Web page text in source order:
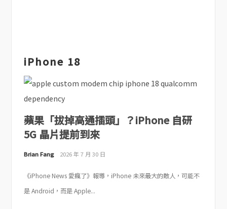
iPhone 18
蘋果「拔掉高通插頭」？iPhone 自研
5G 晶片提前到來
Brian Fang 2026 年 7 月 30 日
《iPhone News 愛瘋了》報導，iPhone 未來最大的敵人，可能不
是 Android，而是 Apple...